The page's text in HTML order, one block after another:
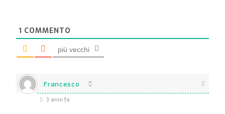
1 COMMENTO
più vecchi
Francesco
3 anni fa